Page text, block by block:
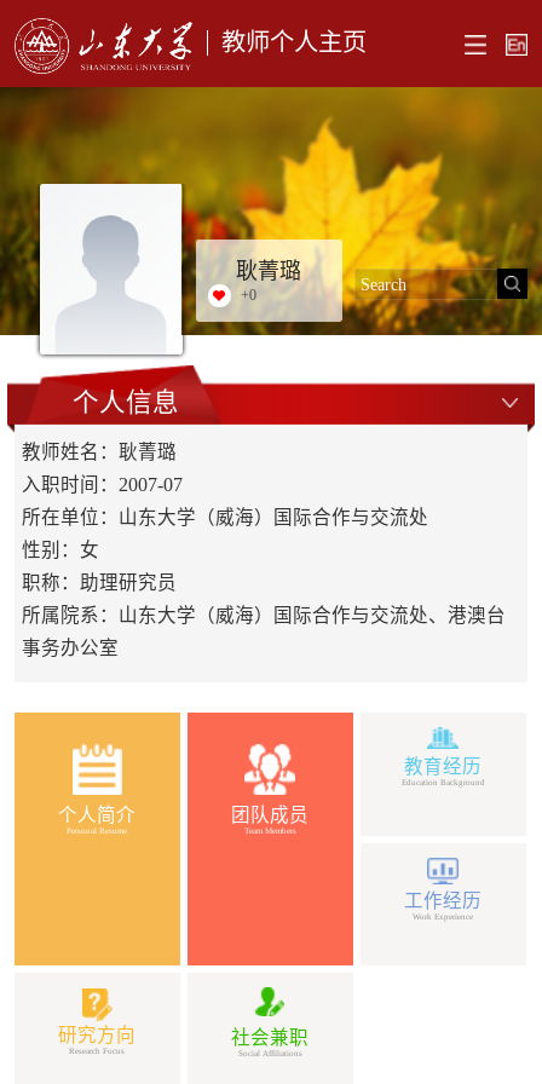
教师个人主页
耿菁璐
+0
个人信息
教师姓名：耿菁璐
入职时间：2007-07
所在单位：山东大学（威海）国际合作与交流处
性别：女
职称：助理研究员
所属院系：山东大学（威海）国际合作与交流处、港澳台
事务办公室
个人简介
Personal Resume
团队成员
Team Members
教育经历
Education Background
工作经历
Work Experience
研究方向
Research Focus
社会兼职
Social Affiliations